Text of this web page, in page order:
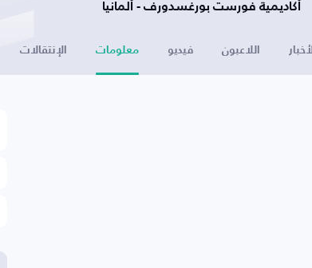
أكاديمية فورست بورغسدورف - ألمانيا
الأخبار اللاعبون فيديو معلومات الإنتقالات